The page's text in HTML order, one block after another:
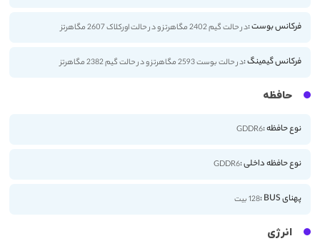
فرکانس بوست :در حالت گیم 2402 مگاهرتز و در حالت اورکلاک 2607 مگاهرتز
فرکانس گیمینگ :در حالت بوست 2593 مگاهرتز و در حالت گیم 2382 مگاهرتز
حافظه
نوع حافظه :GDDR6
نوع حافظه داخلی :GDDR6
پهنای BUS : 128 بیت
انرژی